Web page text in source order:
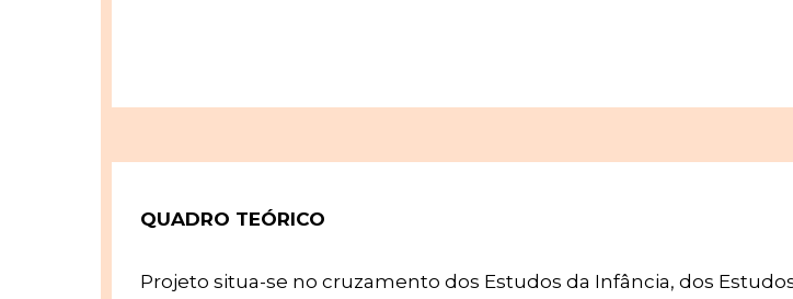
QUADRO TEÓRICO
Projeto situa-se no cruzamento dos Estudos da Infância, dos